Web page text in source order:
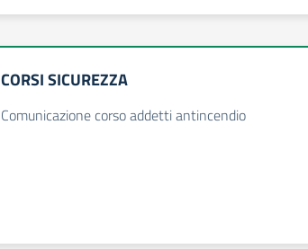
CORSI SICUREZZA
Comunicazione corso addetti antincendio